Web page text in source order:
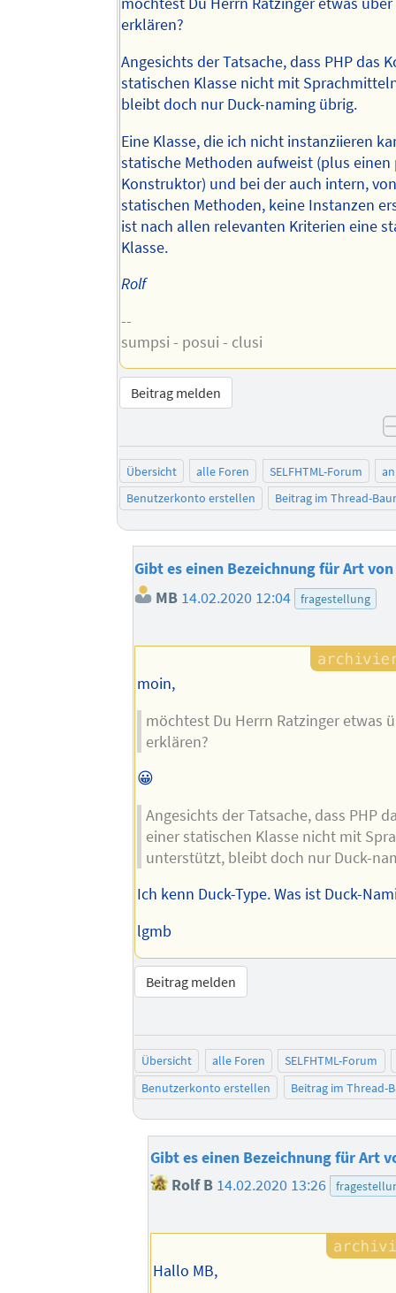
möchtest Du Herrn Ratzinger etwas
erklären?
Angesichts der Tatsache, dass PHP das
statischen Klasse nicht mit
bleibt doch nur Duck-naming übrig.
Eine Klasse, die ich nicht instanziieren
statische Methoden aufweist (plus einen
Konstruktor) und bei der auch intern,
statischen Methoden, keine Instanzen
ist nach allen relevanten Kriterien eine
Klasse.
Rolf
--
sumpsi - posui - clusi
Beitrag melden
Übersicht alle Foren SELFHTML-Forum
Benutzerkonto erstellen
Beitrag im Thread-
Gibt es einen Bezeichnung für Art von
MB 14.02.2020 12:04 fragestellung
moin,
möchtest Du Herrn Ratzinger etwas
erklären?
😀
Angesichts der Tatsache, dass PHP
einer statischen Klasse nicht mit
unterstützt, bleibt doch nur Duck-
Ich kenn Duck-Type. Was ist Duck-
lgmb
Beitrag melden
Übersicht alle Foren
SELFHTML-Forum
Benutzerkonto erstellen
Beitrag im Thread-
Gibt es einen Bezeichnung für Art
Rolf B 14.02.2020 13:26
Hallo MB,